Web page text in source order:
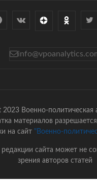
Военно-политическая
материалов
на сайт "Военно-
редакции сайта может не
зрения авторов статей